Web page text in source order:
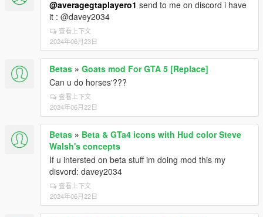
@averagegtaplayero1 send to me on discord i have
it : @davey2034
查看上下文
2024年06月23日
Betas » Goats mod For GTA 5 [Replace]
Can u do horses'???
查看上下文
2024年06月22日
Betas » Beta & GTa4 icons with Hud color Steve
Walsh's concepts
If u intersted on beta stuff im doing mod this my
disvord: davey2034
查看上下文
2024年06月22日